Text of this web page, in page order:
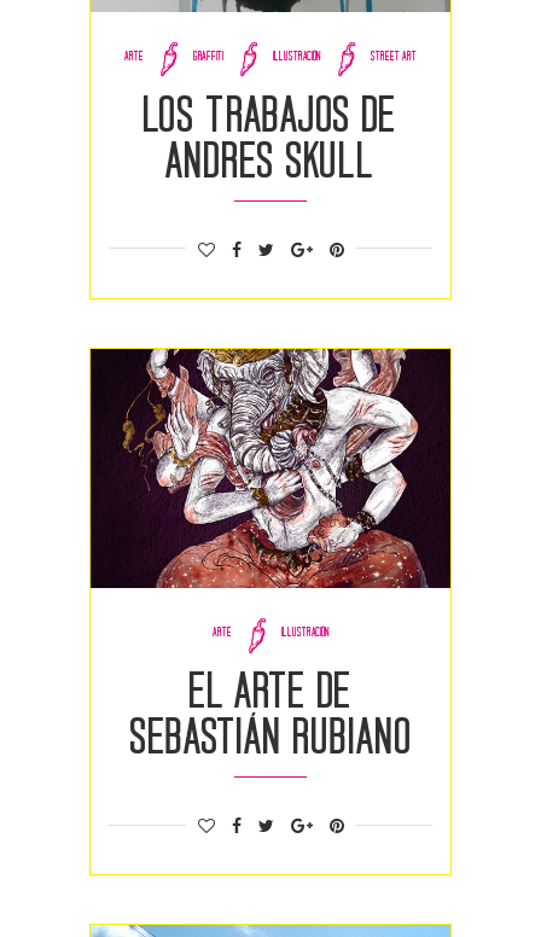
ARTE GRAFFITI ILLUSTRACIÓN STREET ART
Los trabajos de
Andres Skull
ARTE ILLUSTRACIÓN
El arte de
Sebastián Rubiano